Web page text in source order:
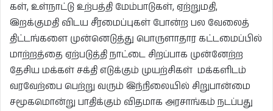
கள், உள்நாட்டு உற்பத்தி மேம்பாடுகள், ஏற்றுமதி,
இறக்குமதி விடய சீரமைப்புகள் போன்ற பல வேலைத்
திட்டங்களை முன்னெடுத்து பொருளாதார கட்டமைப்பில்
மாற்றத்தை ஏற்படுத்தி நாட்டை சிறப்பாக முன்னேற்ற
தேசிய மக்கள் சக்தி எடுக்கும் முயற்சிகள் மக்களிடம்
வரவேற்பை பெற்று வரும் இந்நிலையில் சிறுபான்மை
சமூகமொன்று பாதிக்கும் விதமாக அரசாங்கம் நடப்பது